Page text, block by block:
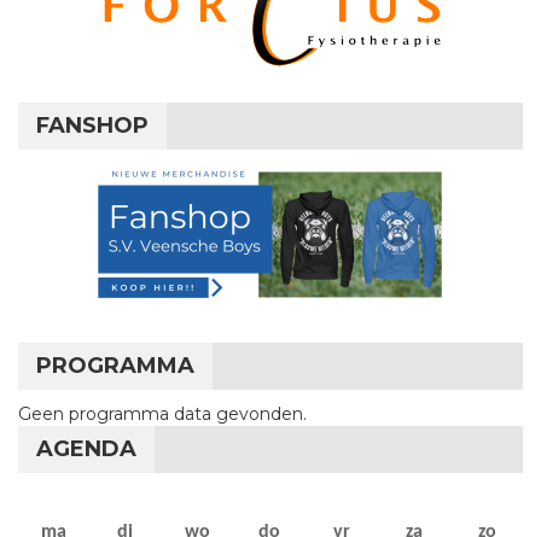
FANSHOP
PROGRAMMA
Geen programma data gevonden.
AGENDA
ma maandag
di dinsdag
wo woensdag
do donderdag
vr vrijdag
za zaterdag
zo